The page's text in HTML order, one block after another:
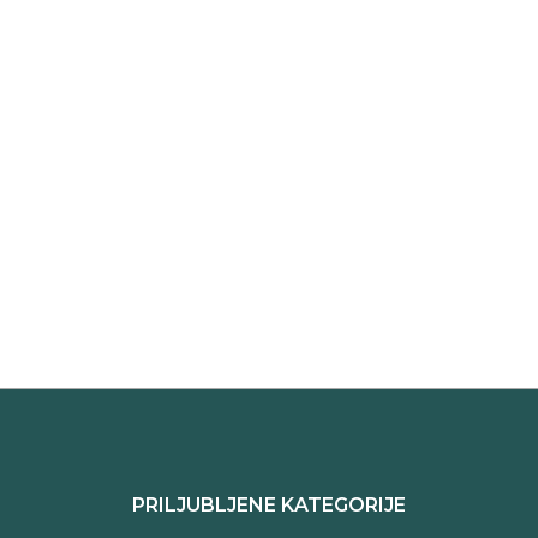
PRILJUBLJENE KATEGORIJE